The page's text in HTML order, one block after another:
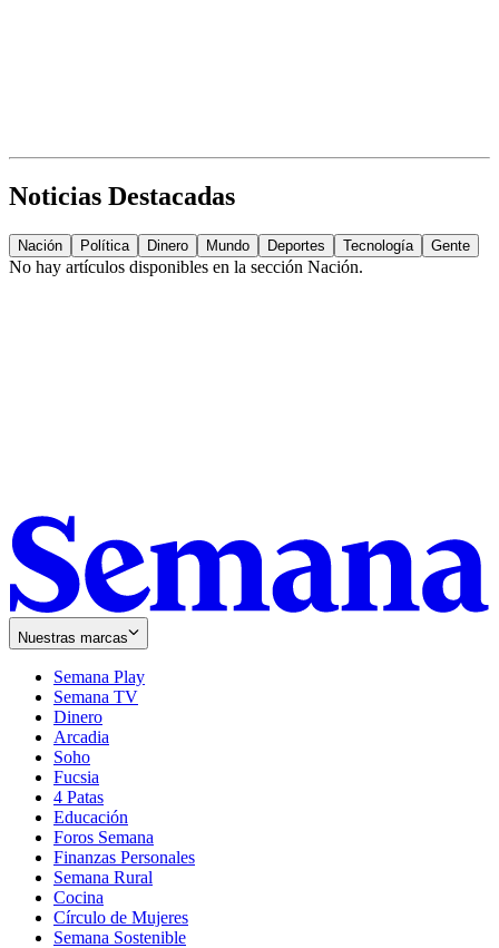
Noticias Destacadas
Nación Política Dinero Mundo Deportes Tecnología Gente
No hay artículos disponibles en la sección Nación.
Nuestras marcas
Semana Play
Semana TV
Dinero
Arcadia
Soho
in
new
window
Fucsia
in
new
window
4 Patas
Educación
Foros Semana
Finanzas Personales
Semana Rural
Cocina
Círculo de Mujeres
Semana Sostenible